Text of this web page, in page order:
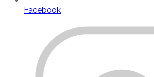
Facebook